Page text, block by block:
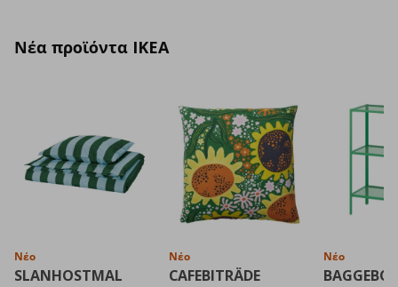
Νέα προϊόντα IKEA
Νέο
SLANHOSTMAL
Νέο
CAFEBITRÄDE
Νέο
BAGGEBO